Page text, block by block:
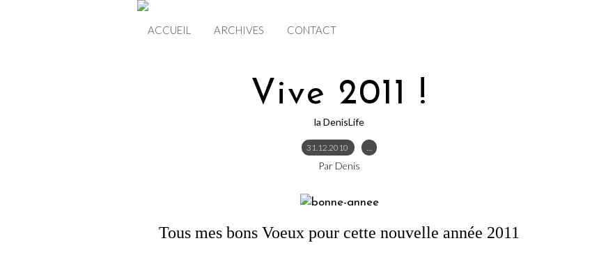
ACCUEIL ARCHIVES CONTACT
Vive 2011 !
la DenisLife
31.12.2010 …
Par Denis
Tous mes bons Voeux pour cette nouvelle année 2011